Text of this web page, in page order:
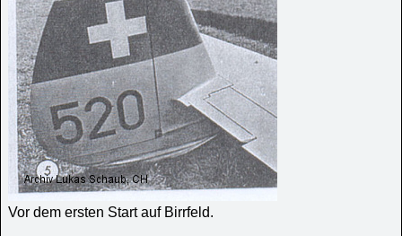
Vor dem ersten Start auf Birrfeld.